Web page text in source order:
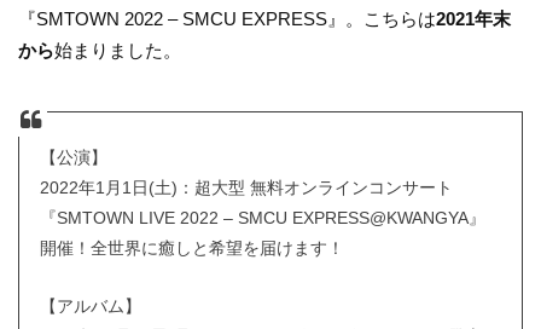
『SMTOWN 2022 – SMCU EXPRESS』。こちらは2021年末
から始まりました。
【公演】
2022年1月1日(土)：超大型 無料オンラインコンサート
『SMTOWN LIVE 2022 – SMCU EXPRESS@KWANGYA』
開催！全世界に癒しと希望を届けます！
【アルバム】